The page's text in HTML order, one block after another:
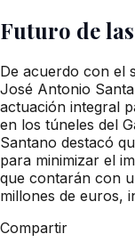
Futuro de
De acuerdo con el
José Antonio
actuación integral
en los túneles del
Santano destacó
para minimizar el
que contarán con
millones de euros,
Compartir